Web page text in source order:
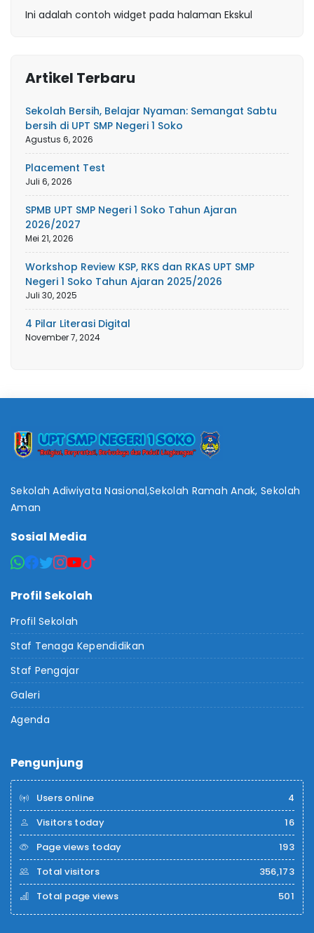
Ini adalah contoh widget pada halaman Ekskul
Artikel Terbaru
Sekolah Bersih, Belajar Nyaman: Semangat Sabtu
bersih di UPT SMP Negeri 1 Soko
Agustus 6, 2026
Placement Test
Juli 6, 2026
SPMB UPT SMP Negeri 1 Soko Tahun Ajaran
2026/2027
Mei 21, 2026
Workshop Review KSP, RKS dan RKAS UPT SMP
Negeri 1 Soko Tahun Ajaran 2025/2026
Juli 30, 2025
4 Pilar Literasi Digital
November 7, 2024
Sekolah Adiwiyata Nasional,Sekolah Ramah Anak, Sekolah
Aman
Sosial Media
Profil Sekolah
Profil Sekolah
Staf Tenaga Kependidikan
Staf Pengajar
Galeri
Agenda
Pengunjung
Users online
4
Visitors today
16
Page views today
193
Total visitors
356,173
Total page views
501